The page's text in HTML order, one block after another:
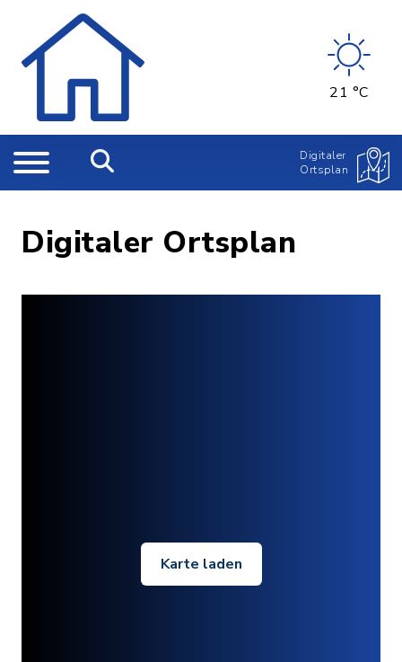
21 °C
Digitaler
Ortsplan
Digitaler Ortsplan
Karte laden